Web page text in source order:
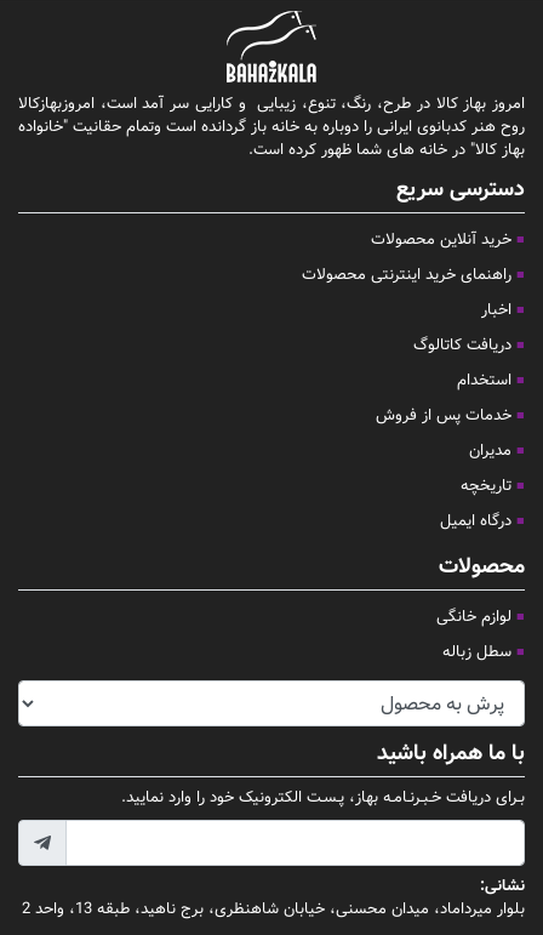
امروز بهاز کالا در طرح، رنگ، تنوع، زیبایی و کارایی سر آمد است، امروزبهازکالا
روح هنر کدبانوی ایرانی را دوباره به خانه باز گردانده است وتمام حقانیت "خانواده
بهاز کالا" در خانه های شما ظهور کرده است.
دسترسی سریع
خرید آنلاین محصولات
راهنمای خرید اینترنتی محصولات
اخبار
دریافت کاتالوگ
استخدام
خدمات پس از فروش
مدیران
تاریخچه
درگاه ایمیل
محصولات
لوازم خانگی
سطل زباله
با ما همراه باشید
بـرای دریافت خـبـرنـامـه بهاز، پـسـت الکترونیک خود را وارد نمایید.
نشانی:
بلوار میرداماد، میدان محسنی، خیابان شاهنظری، برج ناهید، طبقه 13، واحد 2